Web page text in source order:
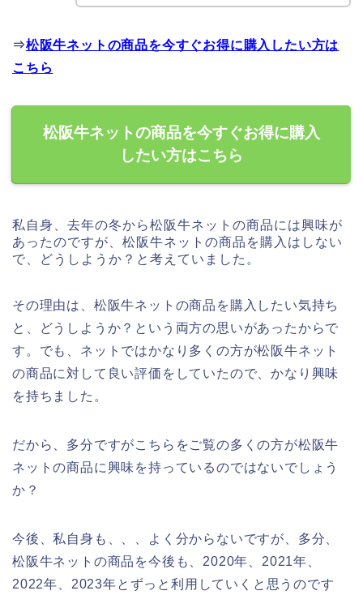
⇒松阪牛ネットの商品を今すぐお得に購入したい方は
こちら
松阪牛ネットの商品を今すぐお得に購入
したい方はこちら
私自身、去年の冬から松阪牛ネットの商品には興味が
あったのですが、松阪牛ネットの商品を購入はしない
で、どうしようか？と考えていました。
その理由は、松阪牛ネットの商品を購入したい気持ち
と、どうしようか？という両方の思いがあったからで
す。でも、ネットではかなり多くの方が松阪牛ネット
の商品に対して良い評価をしていたので、かなり興味
を持ちました。
だから、多分ですがこちらをご覧の多くの方が松阪牛
ネットの商品に興味を持っているのではないでしょう
か？
今後、私自身も、、、よく分からないですが、多分、
松阪牛ネットの商品を今後も、2020年、2021年、
2022年、2023年とずっと利用していくと思うのです